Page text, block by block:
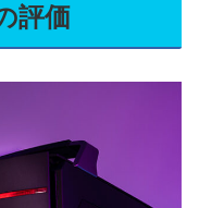
評価